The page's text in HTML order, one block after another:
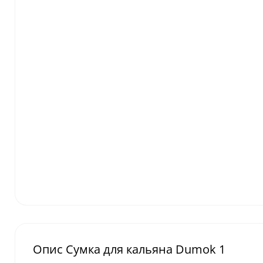
Опис Сумка для кальяна Dumok 1